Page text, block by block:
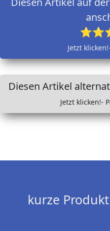
Jetzt
Diesen Artikel
Jetzt klicken!-
kurze